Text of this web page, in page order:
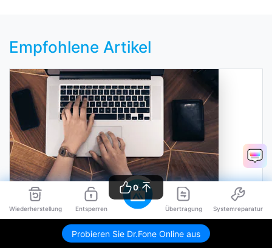
Wiederherstellung Entsperren Übertragung Systemreparatur
Probieren Sie Dr.Fone Online aus
Empfohlene Artikel
3 einfache Wege, um ein Backup des iPhone 8 zu erstellen
0